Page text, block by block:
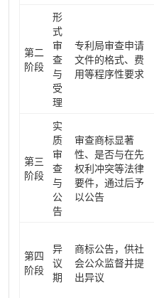
第二
阶段
形
式
审
查
与
受
理
专利局审查申请
文件的格式、费
用等程序性要求
第三
阶段
实
质
审
查
与
公
告
审查商标显著
性、是否与在先
权利冲突等法律
要件，通过后予
以公告
第四
阶段
异
议
期
商标公告，供社
会公众监督并提
出异议